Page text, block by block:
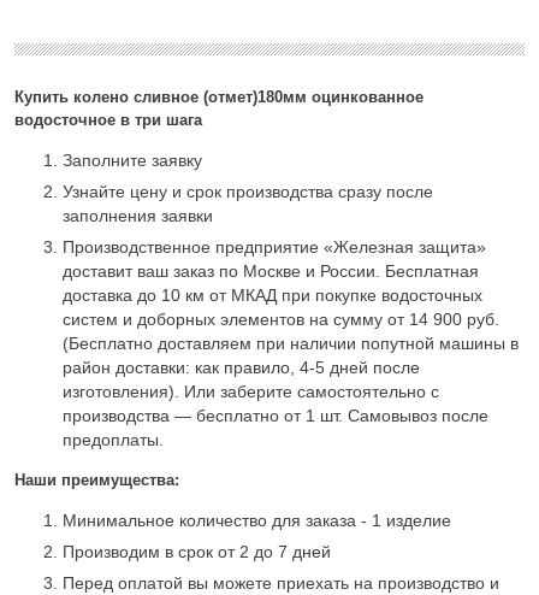
Купить колено сливное (отмет)180мм оцинкованное
водосточное в три шага
Заполните заявку
Узнайте цену и срок производства сразу после
заполнения заявки
Производственное предприятие «Железная защита»
доставит ваш заказ по Москве и России. Бесплатная
доставка до 10 км от МКАД при покупке водосточных
систем и доборных элементов на сумму от 14 900 руб.
(Бесплатно доставляем при наличии попутной машины в
район доставки: как правило, 4-5 дней после
изготовления). Или заберите самостоятельно с
производства — бесплатно от 1 шт. Самовывоз после
предоплаты.
Наши преимущества:
Минимальное количество для заказа - 1 изделие
Производим в срок от 2 до 7 дней
Перед оплатой вы можете приехать на производство и